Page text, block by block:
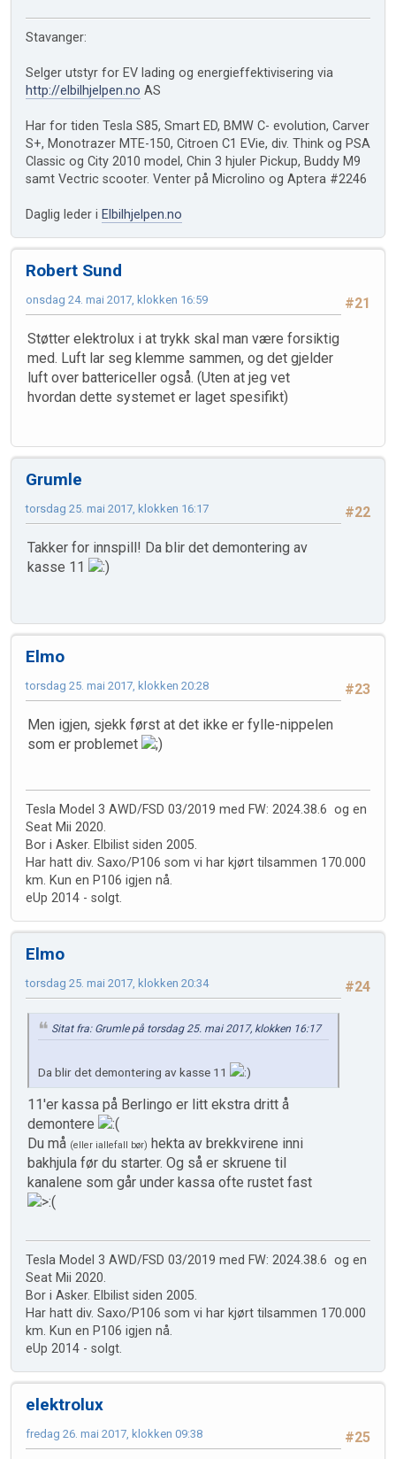
Stavanger:
Selger utstyr for EV lading og energieffektivisering via
http://elbilhjelpen.no AS
Har for tiden Tesla S85, Smart ED, BMW C- evolution, Carver
S+, Monotrazer MTE-150, Citroen C1 EVie, div. Think og PSA
Classic og City 2010 model, Chin 3 hjuler Pickup, Buddy M9
samt Vectric scooter. Venter på Microlino og Aptera #2246
Daglig leder i Elbilhjelpen.no
Robert Sund
#21
onsdag 24. mai 2017, klokken 16:59
Støtter elektrolux i at trykk skal man være forsiktig
med. Luft lar seg klemme sammen, og det gjelder
luft over battericeller også. (Uten at jeg vet
hvordan dette systemet er laget spesifikt)
Grumle
#22
torsdag 25. mai 2017, klokken 16:17
Takker for innspill! Da blir det demontering av
kasse 11
Elmo
#23
torsdag 25. mai 2017, klokken 20:28
Men igjen, sjekk først at det ikke er fylle-nippelen
som er problemet
Tesla Model 3 AWD/FSD 03/2019 med FW: 2024.38.6 og en
Seat Mii 2020.
Bor i Asker. Elbilist siden 2005.
Har hatt div. Saxo/P106 som vi har kjørt tilsammen 170.000
km. Kun en P106 igjen nå.
eUp 2014 - solgt.
Elmo
#24
torsdag 25. mai 2017, klokken 20:34
Sitat fra: Grumle på torsdag 25. mai 2017, klokken 16:17
Da blir det demontering av kasse 11
11'er kassa på Berlingo er litt ekstra dritt å
demontere
Du må (eller iallefall bør) hekta av brekkvirene inni
bakhjula før du starter. Og så er skruene til
kanalene som går under kassa ofte rustet fast
Tesla Model 3 AWD/FSD 03/2019 med FW: 2024.38.6 og en
Seat Mii 2020.
Bor i Asker. Elbilist siden 2005.
Har hatt div. Saxo/P106 som vi har kjørt tilsammen 170.000
km. Kun en P106 igjen nå.
eUp 2014 - solgt.
elektrolux
#25
fredag 26. mai 2017, klokken 09:38